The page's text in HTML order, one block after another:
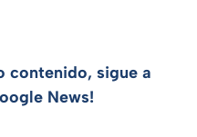
contenido, sigue a
News!